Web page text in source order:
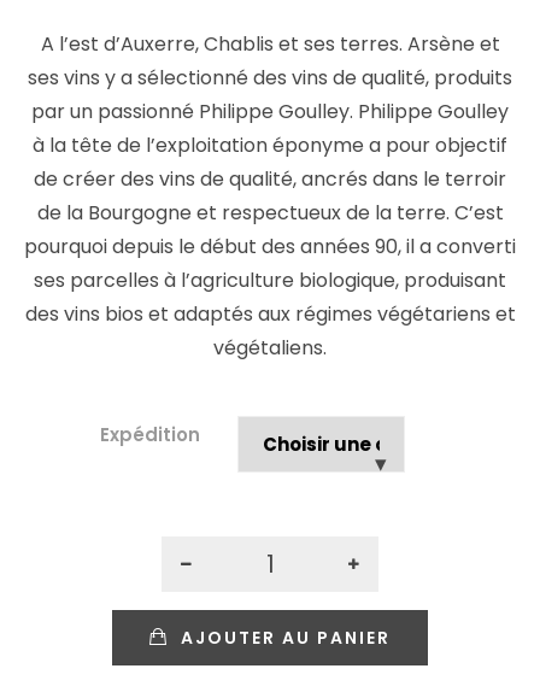
A l’est d’Auxerre, Chablis et ses terres. Arsène et
ses vins y a sélectionné des vins de qualité, produits
par un passionné Philippe Goulley. Philippe Goulley
à la tête de l’exploitation éponyme a pour objectif
de créer des vins de qualité, ancrés dans le terroir
de la Bourgogne et respectueux de la terre. C’est
pourquoi depuis le début des années 90, il a converti
ses parcelles à l’agriculture biologique, produisant
des vins bios et adaptés aux régimes végétariens et
végétaliens.
Expédition
AJOUTER AU PANIER